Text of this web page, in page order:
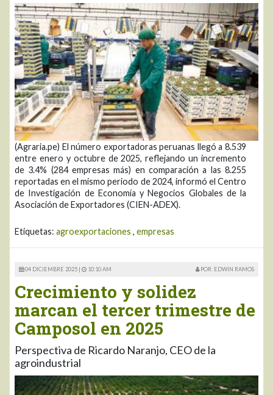
(Agraria.pe) El número exportadoras peruanas llegó a 8.539
entre enero y octubre de 2025, reflejando un incremento
de 3.4% (284 empresas más) en comparación a las 8.255
reportadas en el mismo periodo de 2024, informó el Centro
de Investigación de Economía y Negocios Globales de la
Asociación de Exportadores (CIEN-ADEX).
Etiquetas: agroexportaciones , empresas
04 DICIEMBRE 2025 | 10:10 AM POR: EDWIN RAMOS
Crecimiento y solidez
marcan el tercer trimestre de
Camposol en 2025
Perspectiva de Ricardo Naranjo, CEO de la
agroindustrial